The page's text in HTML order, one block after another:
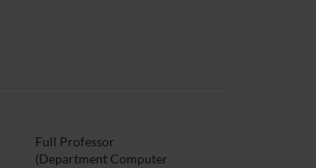
Full Professor
(Department Computer